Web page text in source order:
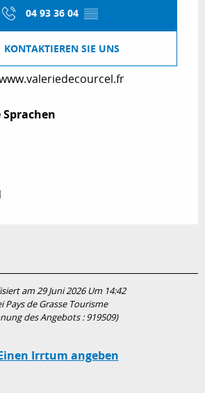
04 93 36 04 ▒▒
KONTAKTIEREN SIE UNS
Sprachen
Sprachen
am 29 Juni 2026 Um 14:42
Pays de Grasse Tourisme
des Angebots :919509)
Irrtum angeben